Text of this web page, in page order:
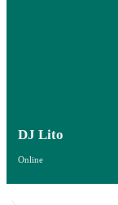
DJ Lito
Online